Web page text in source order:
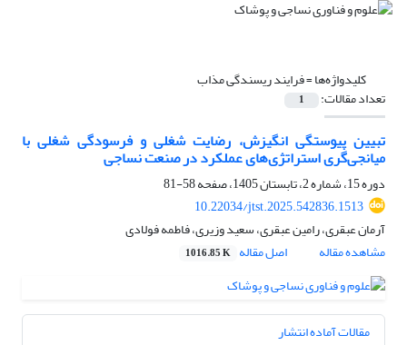
کلیدواژه‌ها =فرایند ریسندگی مذاب
تعداد مقالات: 1
تبیین پیوستگی انگیزش، رضایت شغلی و فرسودگی شغلی با
میانجی‌گری استراتژی‌های عملکرد در صنعت نساجی
دوره 15، شماره 2، تابستان 1405، صفحه
58-81
10.22034/jtst.2025.542836.1513
آرمان عبقری، رامین عبقری، سعید وزیری، فاطمه فولادی
مشاهده مقاله
اصل مقاله 1016.85 K
مقالات آماده انتشار